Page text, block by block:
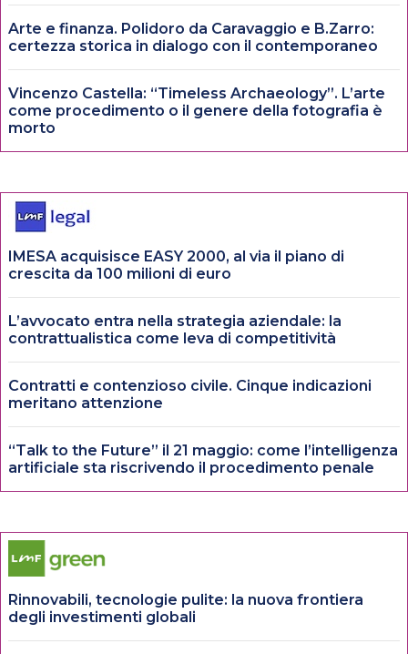
Arte e finanza. Polidoro da Caravaggio e B.Zarro:
certezza storica in dialogo con il contemporaneo
Vincenzo Castella: “Timeless Archaeology”. L’arte
come procedimento o il genere della fotografia è
morto
IMESA acquisisce EASY 2000, al via il piano di
crescita da 100 milioni di euro
L’avvocato entra nella strategia aziendale: la
contrattualistica come leva di competitività
Contratti e contenzioso civile. Cinque indicazioni
meritano attenzione
“Talk to the Future” il 21 maggio: come l’intelligenza
artificiale sta riscrivendo il procedimento penale
Rinnovabili, tecnologie pulite: la nuova frontiera
degli investimenti globali